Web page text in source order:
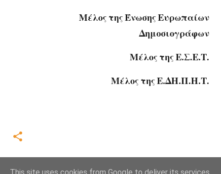
Μέλος της Ένωσης Ευρωπαίων
Δημοσιογράφων
Μέλος της Ε.Σ.Ε.Τ.
Μέλος της Ε.ΔΗ.Π.Η.Τ.